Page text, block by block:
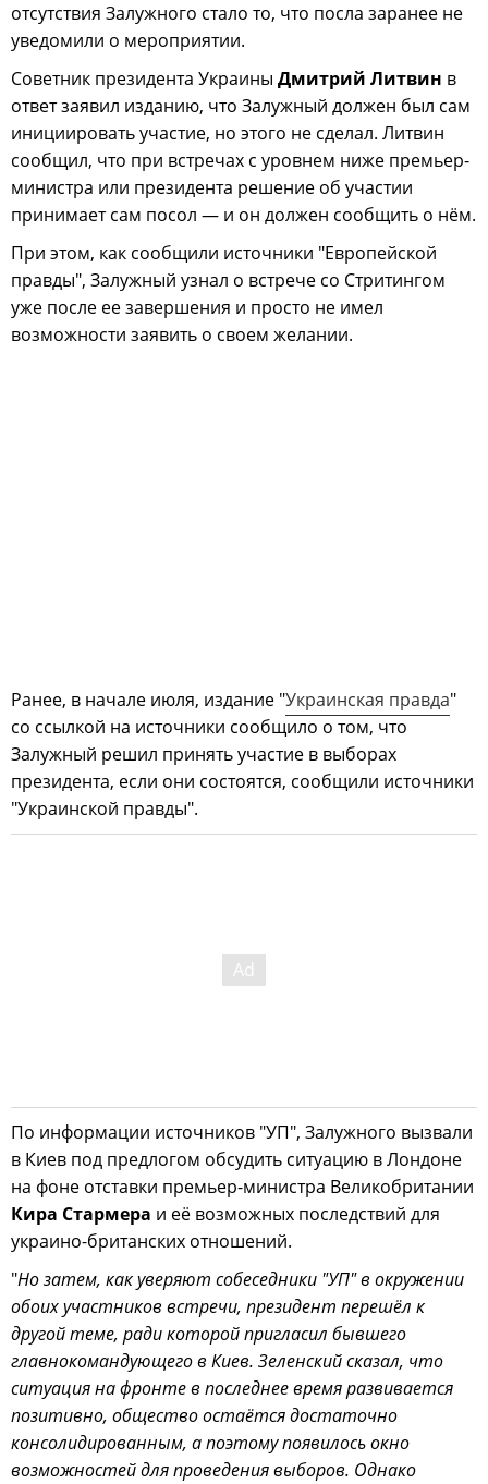
отсутствия Залужного стало то, что посла заранее не
уведомили о мероприятии.
Советник президента Украины Дмитрий Литвин в
ответ заявил изданию, что Залужный должен был сам
инициировать участие, но этого не сделал. Литвин
сообщил, что при встречах с уровнем ниже премьер-
министра или президента решение об участии
принимает сам посол — и он должен сообщить о нём.
При этом, как сообщили источники "Европейской
правды", Залужный узнал о встрече со Стритингом
уже после ее завершения и просто не имел
возможности заявить о своем желании.
Ранее, в начале июля, издание "Украинская правда"
со ссылкой на источники сообщило о том, что
Залужный решил принять участие в выборах
президента, если они состоятся, сообщили источники
"Украинской правды".
По информации источников "УП", Залужного вызвали
в Киев под предлогом обсудить ситуацию в Лондоне
на фоне отставки премьер-министра Великобритании
Кира Стармера и её возможных последствий для
украино-британских отношений.
"Но затем, как уверяют собеседники "УП" в окружении
обоих участников встречи, президент перешёл к
другой теме, ради которой пригласил бывшего
главнокомандующего в Киев. Зеленский сказал, что
ситуация на фронте в последнее время развивается
позитивно, общество остаётся достаточно
консолидированным, а поэтому появилось окно
возможностей для проведения выборов. Однако